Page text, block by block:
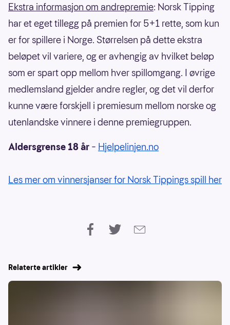
Ekstra informasjon om andrepremie: Norsk Tipping
har et eget tillegg på premien for 5+1 rette, som kun
er for spillere i Norge. Størrelsen på dette ekstra
beløpet vil variere, og er avhengig av hvilket beløp
som er spart opp mellom hver spillomgang. I øvrige
medlemsland gjelder andre regler, og det vil derfor
kunne være forskjell i premiesum mellom norske og
utenlandske vinnere i denne premiegruppen.
Aldersgrense 18 år – Hjelpelinjen.no
Les mer om vinnersjanser for Norsk Tippings spill her
Relaterte artikler